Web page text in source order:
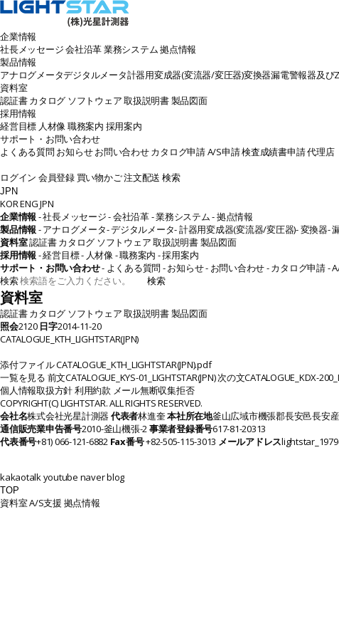
企業情報
社長メッセージ会社沿革業務システム拠点情報
製品情報
アナログメータデジタルメータ計器用変成器(変流器/変圧器)変換器漏電警報器及び
資料室
認証書 カタログ ソフトウェア取扱説明書製品図面
採用情報
経営目標 人材像職務案内 採用案内
サポート・お問い合わせ
よくある質問 お知らせ お問い合わせカタログ申請A/S申請検査成績書申請代理店
ログイン 会員登録 買い物かご注文配送 検索
JPN
KORENGJPN
企業情報 - 社長メッセージ- 会社沿革- 業務システム- 拠点情報
製品情報 - アナログメータ- デジタルメータ- 計器用変成器(変流器/変圧器)- 変換器-
資料室認証書 カタログ ソフトウェア取扱説明書製品図面
採用情報 - 経営目標- 人材像- 職務案内 - 採用案内
サポート・お問い合わせ- よくある質問 - お知らせ- お問い合わせ- カタログ申請-
検索
検索
資料室
認証書 カタログ ソフトウェア取扱説明書製品図面
照会2120 日字2014-11-20
CATALOGUE_KTH_LIGHTSTAR(JPN)
添付ファイルCATALOGUE_KTH_LIGHTSTAR(JPN).pdf
一覧を見る 前文CATALOGUE_KYS-01_LIGHTSTAR(JPN)次の文CATALOGUE_KDX-
個人情報取扱方針利用約款 メール無断収集拒否
COPYRIGHT(C) LIGHTSTAR. ALL RIGHTS RESERVED.
会社名株式会社光星計測器 代表者林進奎本社所在地釜山広域市機張郡長安邑長安
通信販売業申告番号2010-釜山機張-2事業者登録番号617-81-20313
代表番号+81) 066-121-6882 Fax番号+82-505-115-3013 メールアドレス
kakaotalkyoutube naver blog
TOP
資料室A/S支援 拠点情報